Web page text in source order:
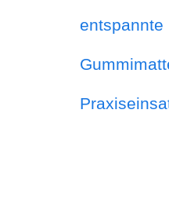
entspannte